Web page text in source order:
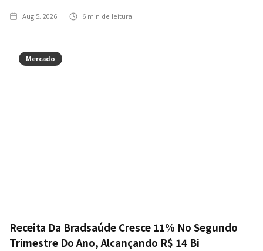
Aug 5, 2026 6 min de leitura
Mercado
Receita Da Bradsaúde Cresce 11% No Segundo
Trimestre Do Ano, Alcançando R$ 14 Bi